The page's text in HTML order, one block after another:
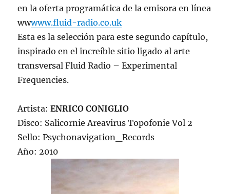
en la oferta programática de la emisora en línea
wwwww.fluid-radio.co.uk
Esta es la selección para este segundo capítulo,
inspirado en el increíble sitio ligado al arte
transversal Fluid Radio – Experimental
Frequencies.
Artista:ENRICO CONIGLIO
Disco: Salicornie Areavirus Topofonie Vol 2
Sello: Psychonavigation_Records
Año: 2010